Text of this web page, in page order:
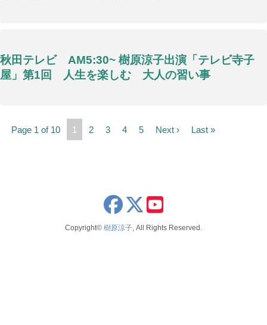
秋田テレビ AM5:30~ 樹原涼子出演「テレビ寺子
屋」第1回 人生を楽しむ 大人の習い事
Page 1 of 10 1 2 3 4 5 Next › Last »
x
Copyright© 樹原涼子 , All Rights Reserved.